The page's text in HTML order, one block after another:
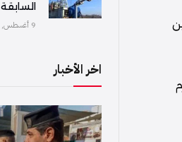
السابقة
9 أغسطس, 2026
اخر الأخبار